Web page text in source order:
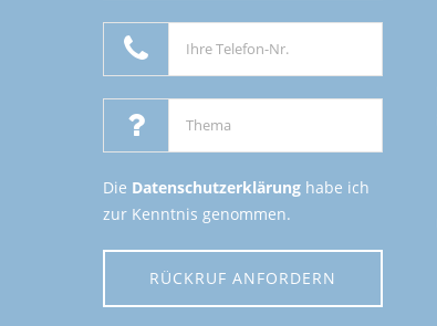
Die Datenschutzerklärunghabe ich
zur Kenntnis genommen.
RÜCKRUF ANFORDERN